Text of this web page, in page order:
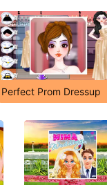
Perfect Prom Dressup